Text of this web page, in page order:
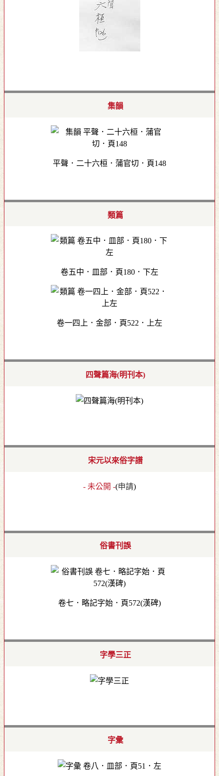
集韻
平聲．二十六桓．蒲官切．頁148
類篇
卷五中．皿部．頁180．下左
卷一四上．金部．頁522．上左
四聲篇海(明刊本)
宋元以來俗字譜
- 未公開 -(申請)
俗書刊誤
卷七．略記字始．頁572(漢碑)
字學三正
字彙